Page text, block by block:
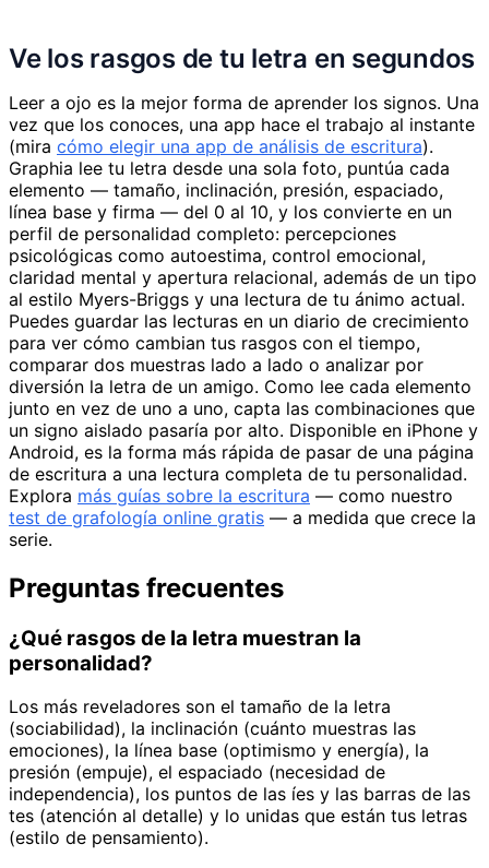
Ve los rasgos de tu letra en segundos
Leer a ojo es la mejor forma de aprender los signos. Una
vez que los conoces, una app hace el trabajo al instante
(mira cómo elegir una app de análisis de escritura).
Graphia lee tu letra desde una sola foto, puntúa cada
elemento — tamaño, inclinación, presión, espaciado,
línea base y firma — del 0 al 10, y los convierte en un
perfil de personalidad completo: percepciones
psicológicas como autoestima, control emocional,
claridad mental y apertura relacional, además de un tipo
al estilo Myers-Briggs y una lectura de tu ánimo actual.
Puedes guardar las lecturas en un diario de crecimiento
para ver cómo cambian tus rasgos con el tiempo,
comparar dos muestras lado a lado o analizar por
diversión la letra de un amigo. Como lee cada elemento
junto en vez de uno a uno, capta las combinaciones que
un signo aislado pasaría por alto. Disponible en iPhone y
Android, es la forma más rápida de pasar de una página
de escritura a una lectura completa de tu personalidad.
Explora más guías sobre la escritura — como nuestro
test de grafología online gratis — a medida que crece la
serie.
Preguntas frecuentes
¿Qué rasgos de la letra muestran la
personalidad?
Los más reveladores son el tamaño de la letra
(sociabilidad), la inclinación (cuánto muestras las
emociones), la línea base (optimismo y energía), la
presión (empuje), el espaciado (necesidad de
independencia), los puntos de las íes y las barras de las
tes (atención al detalle) y lo unidas que están tus letras
(estilo de pensamiento).